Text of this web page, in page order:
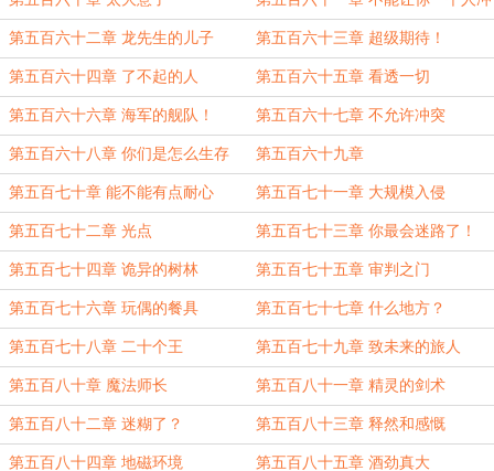
锋
第五百六十二章 龙先生的儿子 第五百六十三章 超级期待！
第五百六十四章 了不起的人 第五百六十五章 看透一切
第五百六十六章 海军的舰队！ 第五百六十七章 不允许冲突
第五百六十八章 你们是怎么生存
的？
第五百六十九章
第五百七十章 能不能有点耐心 第五百七十一章 大规模入侵
第五百七十二章 光点 第五百七十三章 你最会迷路了！
第五百七十四章 诡异的树林 第五百七十五章 审判之门
第五百七十六章 玩偶的餐具 第五百七十七章 什么地方？
第五百七十八章 二十个王 第五百七十九章 致未来的旅人
第五百八十章 魔法师长 第五百八十一章 精灵的剑术
第五百八十二章 迷糊了？ 第五百八十三章 释然和感慨
第五百八十四章 地磁环境 第五百八十五章 酒劲真大